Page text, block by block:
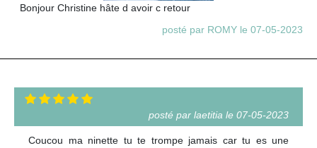
Bonjour Christine hâte d avoir c retour
posté par ROMY le 07-05-2023
posté par laetitia le 07-05-2023
Coucou ma ninette tu te trompe jamais car tu es une